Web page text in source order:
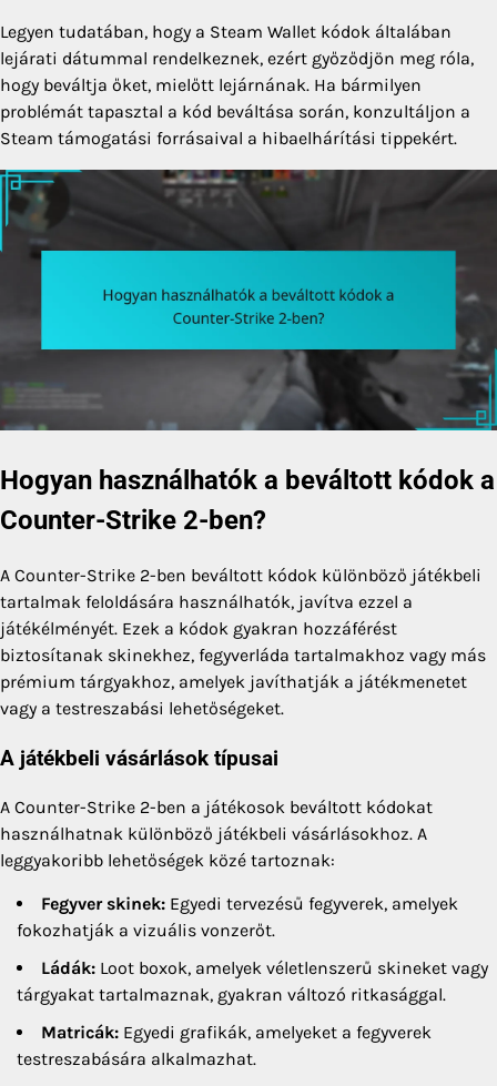
Legyen tudatában, hogy a Steam Wallet kódok általában
lejárati dátummal rendelkeznek, ezért győződjön meg róla,
hogy beváltja őket, mielőtt lejárnának. Ha bármilyen
problémát tapasztal a kód beváltása során, konzultáljon a
Steam támogatási forrásaival a hibaelhárítási tippekért.
Hogyan használhatók a beváltott kódok a
Counter-Strike 2-ben?
A Counter-Strike 2-ben beváltott kódok különböző játékbeli
tartalmak feloldására használhatók, javítva ezzel a
játékélményét. Ezek a kódok gyakran hozzáférést
biztosítanak skinekhez, fegyverláda tartalmakhoz vagy más
prémium tárgyakhoz, amelyek javíthatják a játékmenetet
vagy a testreszabási lehetőségeket.
A játékbeli vásárlások típusai
A Counter-Strike 2-ben a játékosok beváltott kódokat
használhatnak különböző játékbeli vásárlásokhoz. A
leggyakoribb lehetőségek közé tartoznak:
Fegyver skinek: Egyedi tervezésű fegyverek, amelyek
fokozhatják a vizuális vonzerőt.
Ládák: Loot boxok, amelyek véletlenszerű skineket vagy
tárgyakat tartalmaznak, gyakran változó ritkasággal.
Matricák: Egyedi grafikák, amelyeket a fegyverek
testreszabására alkalmazhat.